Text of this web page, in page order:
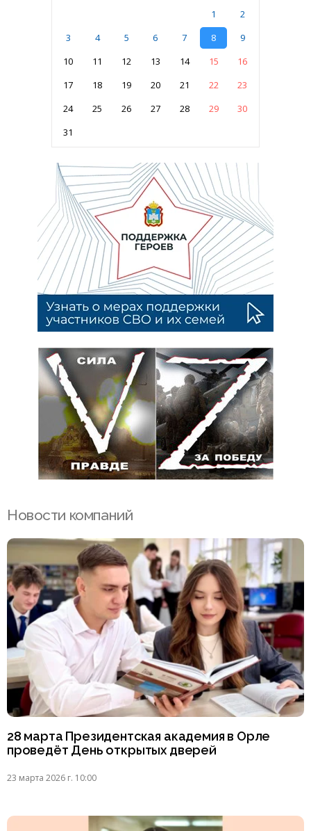
1
2
3
4 5 6 7 8
9
10
11 12 13 14 15
16
17
18 19 20 21 22
23
24
25 26 27 28 29
30
31
Новости компаний
28 марта Президентская академия в Орле
проведёт День открытых дверей
23 марта 2026 г. 10:00